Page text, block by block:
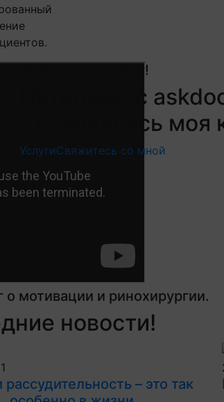
Мой путь к успеху!
Интервью с
открывалась моя
УслугиСвяжитесь со мной
мотивации и ринохирургии.
новости!
– это так